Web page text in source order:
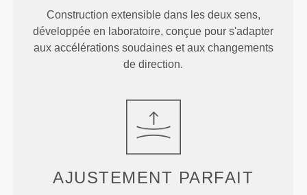
Construction extensible dans les deux sens,
développée en laboratoire, conçue pour s'adapter
aux accélérations soudaines et aux changements
de direction.
AJUSTEMENT PARFAIT